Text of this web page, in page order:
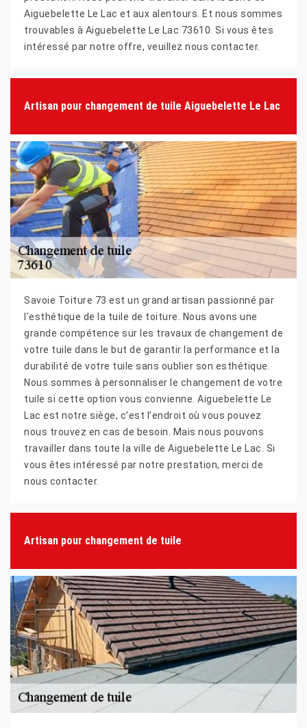
Aiguebelette Le Lac et aux alentours. Et nous sommes
trouvables à Aiguebelette Le Lac 73610. Si vous êtes
intéressé par notre offre, veuillez nous contacter.
Artisan pour changement de tuile Aiguebelette Le Lac
Savoie Toiture 73 est un grand artisan passionné par
l’esthétique de la tuile de toiture. Nous avons une
grande compétence sur les travaux de changement de
votre tuile dans le but de garantir la performance et la
durabilité de votre tuile sans oublier son esthétique.
Nous sommes à personnaliser le changement de votre
tuile si cette option vous convienne. Aiguebelette Le
Lac est notre siège, c’est l’endroit où vous pouvez
nous trouvez en cas de besoin. Mais nous pouvons
travailler dans toute la ville de Aiguebelette Le Lac. Si
vous êtes intéressé par notre prestation, merci de
nous contacter.
Artisan pour changement de tuile